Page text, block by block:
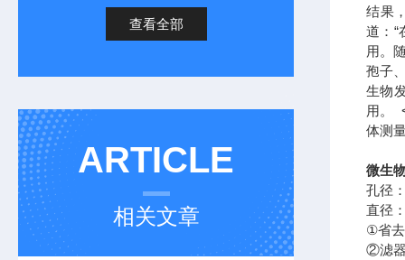
查看全部
ARTICLE
相关文章
结果
道：“
用。
孢子
生物
用。
体测
微生
孔径
直径
①省
②滤器